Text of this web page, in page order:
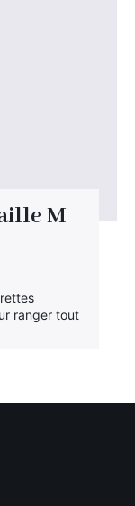
M
ranger tout